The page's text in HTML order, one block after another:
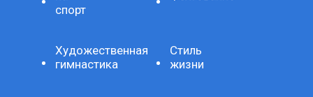
спорт
Художественная
гимнастика
Стиль
жизни